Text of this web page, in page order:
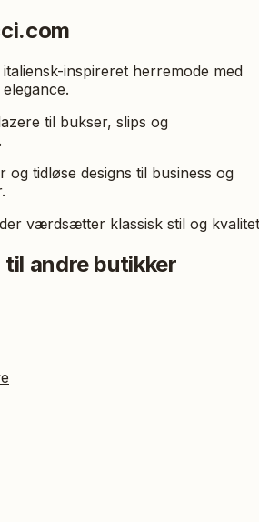
inspireret herremode med
til bukser, slips og
og tidløse designs til business og
værdsætter klassisk stil og
til andre butikker